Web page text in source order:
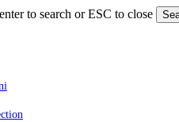
to search or ESC to close